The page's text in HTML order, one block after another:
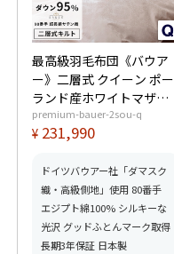
最高級羽毛布団《バウア
ー》二層式 クイーン ポー
ランド産ホワイトマザー
グースダウン95% (440dp
以上) 羽毛量2.0kg 【6つ
得】【グッドふとんマー
ク取得】
premium-bauer-2sou-q
¥ 231,990
ドイツバウアー社「ダマスク
織・高級側地」使用 80番手
エジプト綿100% シルキーな
光沢 グッドふとんマーク取得
長期3年保証 日本製